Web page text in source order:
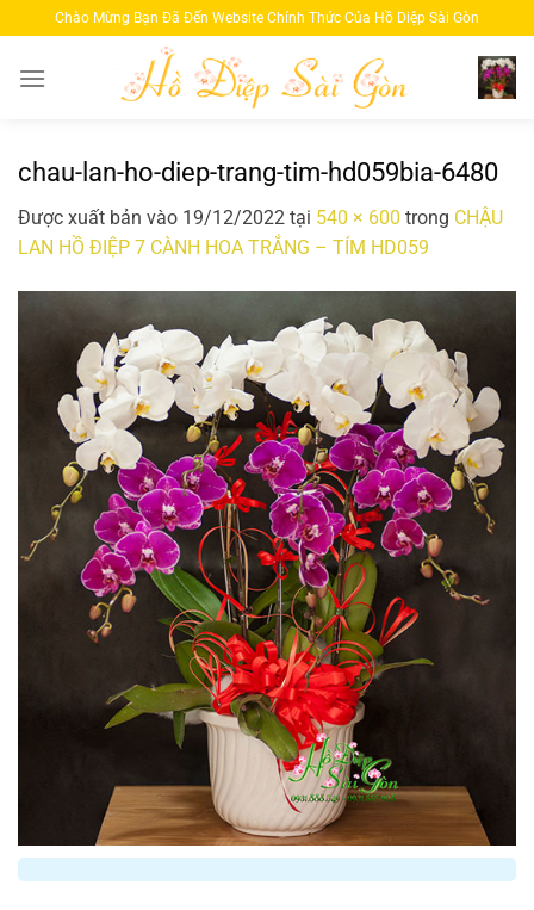
qua
nội
Chào Mừng Bạn Đã Đến Website Chính Thức Của Hồ Diệp Sài Gòn
chau-lan-ho-diep-trang-tim-hd059bia-6480
Được xuất bản vào 19/12/2022 tại 540 × 600 trong CHẬU
LAN HỒ ĐIỆP 7 CÀNH HOA TRẮNG – TÍM HD059